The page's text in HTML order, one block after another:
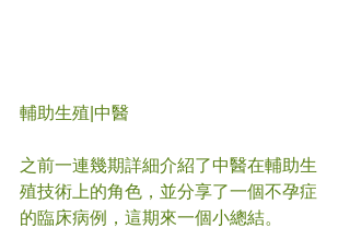
輔助生殖|中醫
之前一連幾期詳細介紹了中醫在輔助生
殖技術上的角色，並分享了一個不孕症
的臨床病例，這期來一個小總結。